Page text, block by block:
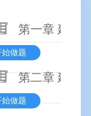
第一章 建设
始做题
第二章 建设
始做题